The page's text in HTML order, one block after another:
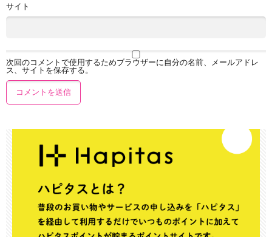
サイト
次回のコメントで使用するためブラウザーに自分の名前、メールアドレ
ス、サイトを保存する。